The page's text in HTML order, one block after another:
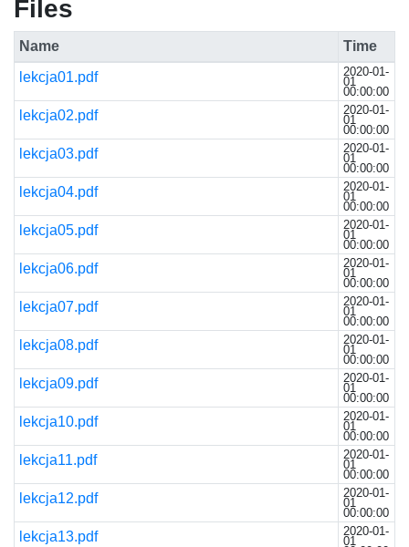
Files
Name
Time
lekcja01.pdf
2020-01-
01
00:00:00
lekcja02.pdf 2020-01-
01
00:00:00
lekcja03.pdf 2020-01-
01
00:00:00
lekcja04.pdf 2020-01-
01
00:00:00
lekcja05.pdf 2020-01-
01
00:00:00
lekcja06.pdf 2020-01-
01
00:00:00
lekcja07.pdf 2020-01-
01
00:00:00
lekcja08.pdf 2020-01-
01
00:00:00
lekcja09.pdf 2020-01-
01
00:00:00
lekcja10.pdf 2020-01-
01
00:00:00
lekcja11.pdf 2020-01-
01
00:00:00
lekcja12.pdf 2020-01-
01
00:00:00
lekcja13.pdf 2020-01-
01